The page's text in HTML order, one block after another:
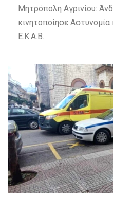
Μητρόπολη Αγρινίου:
κινητοποίησε
Ε.Κ.Α.Β.